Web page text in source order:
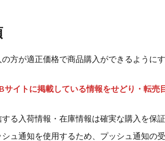
方が適正価格で商品購入ができるように
サイトに掲載している情報をせどり・転売
る入荷情報・在庫情報は確実な購入を保
ュ通知を使用するため、プッシュ通知の